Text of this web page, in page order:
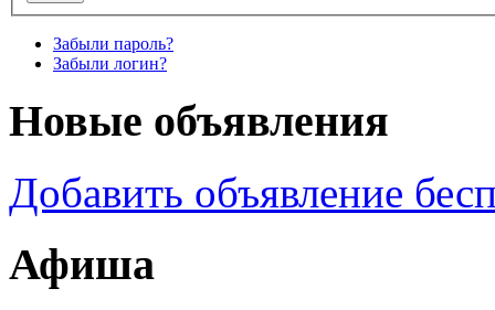
Забыли пароль?
Забыли логин?
Новые объявления
Добавить объявление
Афиша